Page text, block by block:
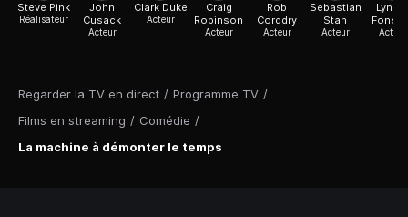
Regarder la TV en direct / Programme TV /
Films en streaming / Comédie /
La machine à démonter le temps
Steve Pink
Réalisateur
John
Cusack
Acteur
Clark Duke
Acteur
Craig
Robinson
Acteur
Rob
Corddry
Acteur
Sebastian
Stan
Acteur Actrice